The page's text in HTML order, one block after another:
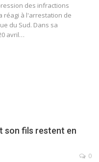
des infractions
réagi à l'arrestation de
du Sud. Dans sa
avril…
son fils restent en
0